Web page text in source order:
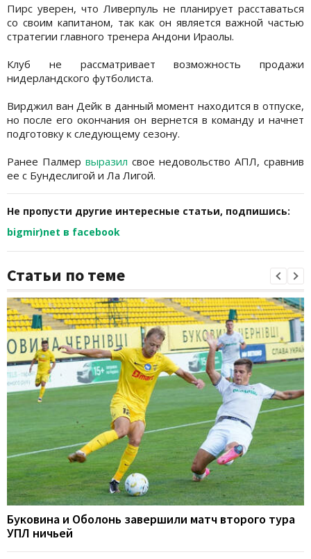
Пирс уверен, что Ливерпуль не планирует расставаться
со своим капитаном, так как он является важной частью
стратегии главного тренера Андони Ираолы.
Клуб не рассматривает возможность продажи
нидерландского футболиста.
Вирджил ван Дейк в данный момент находится в отпуске,
но после его окончания он вернется в команду и начнет
подготовку к следующему сезону.
Ранее Палмер выразил свое недовольство АПЛ, сравнив
ее с Бундеслигой и Ла Лигой.
Не пропусти другие интересные статьи, подпишись:
bigmir)net в facebook
Статьи по теме
Буковина и Оболонь завершили матч второго тура
УПЛ ничьей